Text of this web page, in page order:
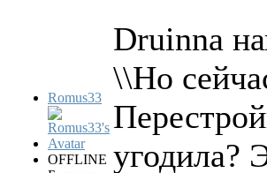
Romus33
OFFLINE
Druinna
\\Но
угодила?